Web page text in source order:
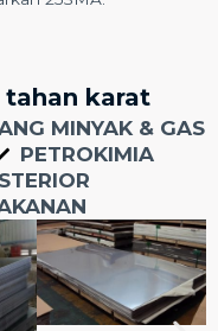
tahan karat
MINYAK & GAS
PETROKIMIA